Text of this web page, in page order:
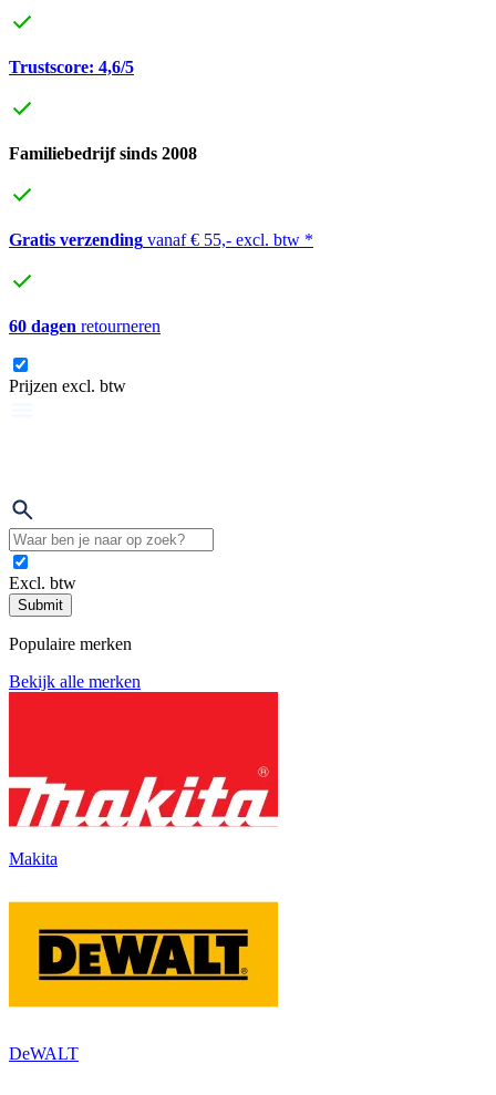
Trustscore: 4,6/5
Familiebedrijf sinds 2008
Gratis verzending vanaf € 55,- excl. btw *
60 dagen retourneren
Prijzen excl. btw
Excl. btw
Submit
Populaire merken
Bekijk alle merken
Makita
DeWALT